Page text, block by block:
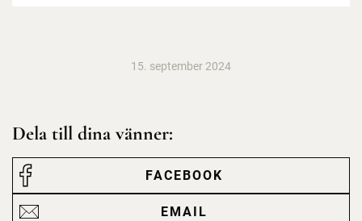
15. september 2024
Dela till dina vänner:
FACEBOOK
EMAIL